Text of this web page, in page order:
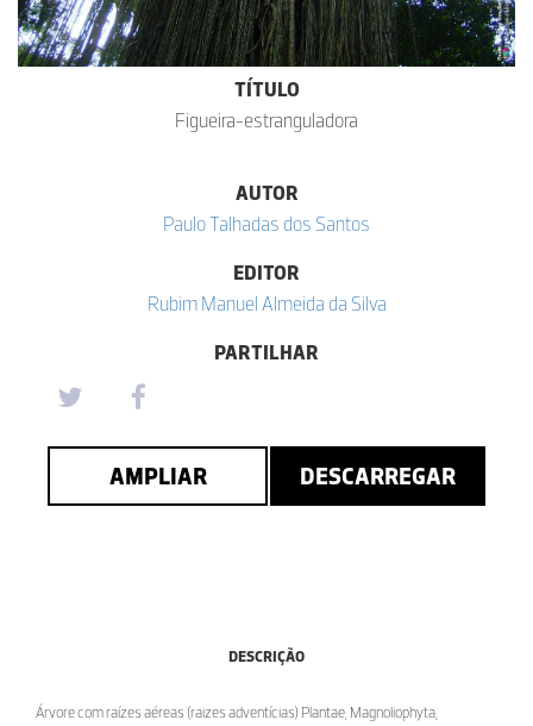
TÍTULO
Figueira-estranguladora
AUTOR
Paulo Talhadas dos Santos
EDITOR
Rubim Manuel Almeida da Silva
PARTILHAR
AMPLIAR DESCARREGAR
DESCRIÇÃO
Árvore com raízes aéreas (raizes adventícias) Plantae; Magnoliophyta;